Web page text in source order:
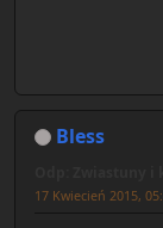
Bless
17 Kwiecień 2015,